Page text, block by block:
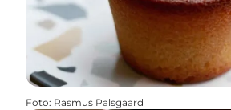
Foto: Rasmus Palsgaard